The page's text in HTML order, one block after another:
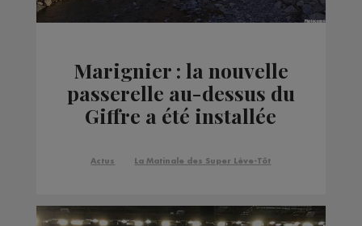
Marignier : la nouvelle
passerelle au-dessus du
Giffre a été installée
Actus La Matinale des Super Lève-Tôt